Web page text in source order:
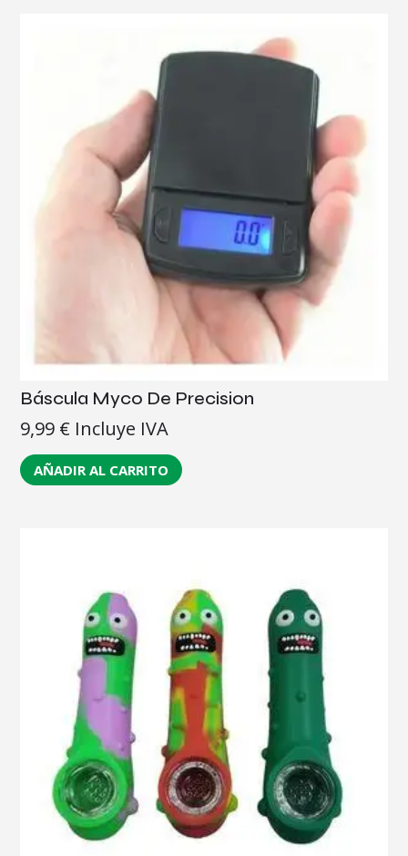
Báscula Myco De Precision
9,99 € Incluye IVA
AÑADIR AL CARRITO